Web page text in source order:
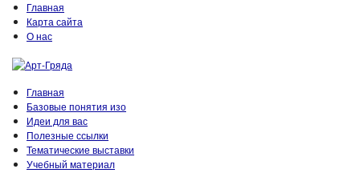
Главная
Карта сайта
О нас
Главная
Базовые понятия изо
Идеи для вас
Полезные ссылки
Тематические выставки
Учебный материал